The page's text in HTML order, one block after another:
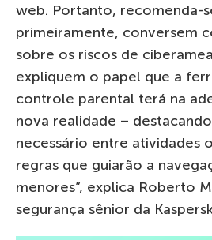
web. Portanto, recomenda-
primeiramente, conversem
sobre os riscos de
expliquem o papel que a
controle parental terá na
nova realidade –
necessário entre atividades
regras que guiarão a
menores”, explica Roberto
segurança sênior da